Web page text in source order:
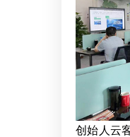
创始人云